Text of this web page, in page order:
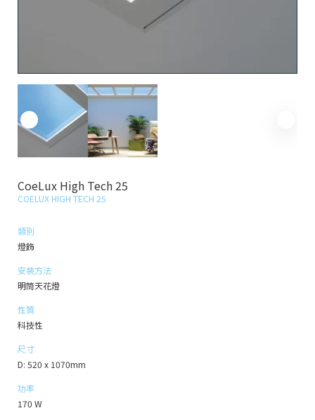
CoeLux High Tech 25
COELUX HIGH TECH 25
類別
燈飾
安裝方法
明筒天花燈
性質
科技性
尺寸
D: 520 x 1070mm
功率
170 W